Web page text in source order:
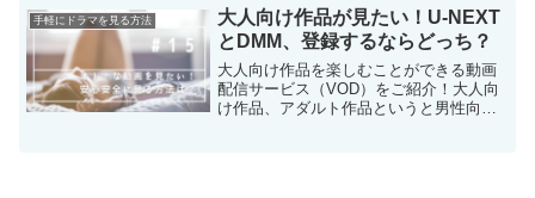
ついても徹底解説！またDisney+で配信中
のおすすめ作品もご紹介しています。動
画配信サービスはどこがいいか探されて
いる方は是非ご覧ください！
手軽にドラマを見る方法
大人向け作品が見たい！U-NEXT
とDMM、登録するならどっち？
大人向け作品を楽しむことができる動画
配信サービス（VOD）をご紹介！大人向
け作品、アダルト作品というと男性向け